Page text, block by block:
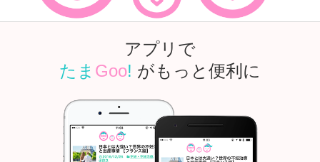
アプリで
たま Goo! がもっと便利に